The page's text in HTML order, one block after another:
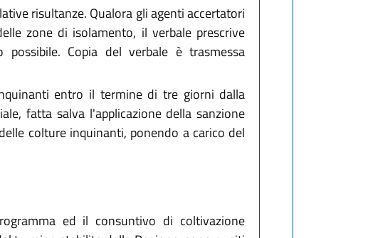
risultanze. Qualora gli agenti accertatori
zone di isolamento, il verbale prescrive
Copia del verbale è trasmessa
entro il termine di tre giorni dalla
fatta salva l'applicazione della sanzione
colture inquinanti, ponendo a carico del
ed il consuntivo di coltivazione